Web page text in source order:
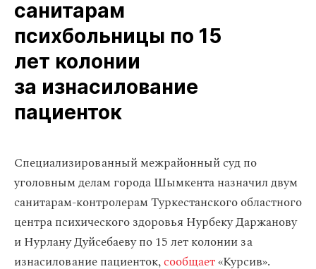
санитарам
психбольницы по 15
лет колонии
за изнасилование
пациенток
Специализированный межрайонный суд по
уголовным делам города Шымкента назначил двум
санитарам-контролерам Туркестанского областного
центра психического здоровья Нурбеку Даржанову
и Нурлану Дуйсебаеву по 15 лет колонии за
изнасилованиепациенток,сообщает«Курсив».